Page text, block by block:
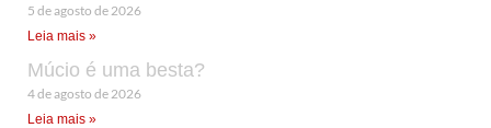
5 de agosto de 2026
Leia mais »
Múcio é uma besta?
4 de agosto de 2026
Leia mais »